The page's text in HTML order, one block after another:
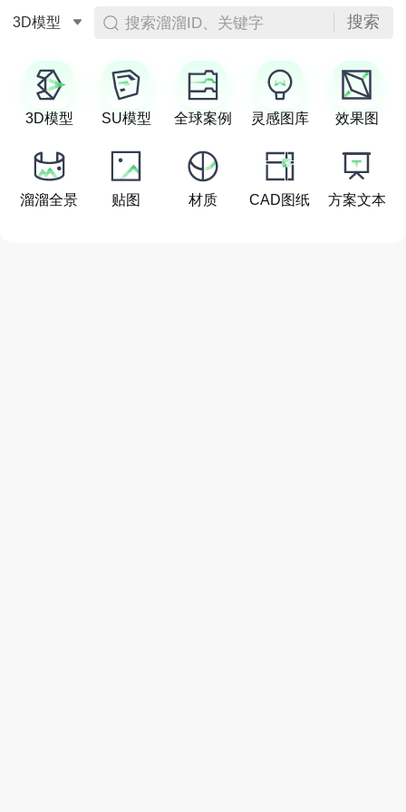
3D模型 搜索溜溜ID、关键字 搜索
3D模型 SU模型 全球案例 灵感图库 效果图
溜溜全景 贴图 材质 CAD图纸 方案文本